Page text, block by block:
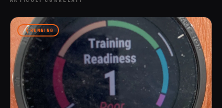
RUNNING